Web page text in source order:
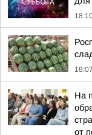
18:07
На
от